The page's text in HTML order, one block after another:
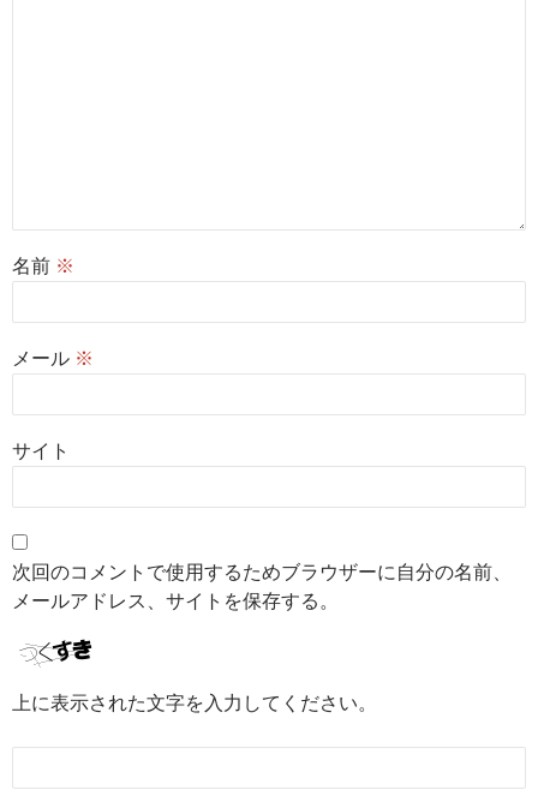
名前 ※
メール ※
サイト
次回のコメントで使用するためブラウザーに自分の名前、
メールアドレス、サイトを保存する。
上に表示された文字を入力してください。